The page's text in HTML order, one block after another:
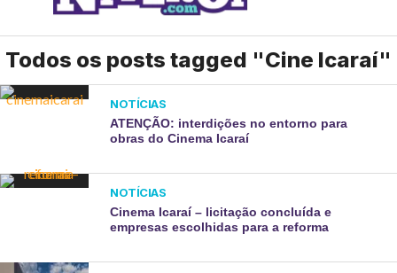
Todos os posts tagged "Cine Icaraí"
NOTÍCIAS
ATENÇÃO: interdições no entorno para
obras do Cinema Icaraí
NOTÍCIAS
Cinema Icaraí – licitação concluída e
empresas escolhidas para a reforma